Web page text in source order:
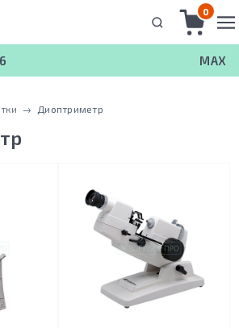
0
MAX
→ Диоптриметр